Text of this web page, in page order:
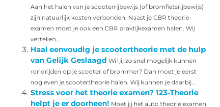
Aan het halen van je scooterrijbewijs (of bromfietsrijbewijs)
zijn natuurlijk kosten verbonden. Naast je CBR theorie-
examen moet je ook een CBR praktijkexamen halen. Wij
vertellen...
Haal eenvoudig je scootertheorie met de hulp
van Gelijk Geslaagd Wil jij zo snel mogelijk kunnen
rondrijden op je scooter of brommer? Dan moet je eerst
nog even je scootertheorie halen. Wij kunnen je daarbij...
Stress voor het theorie examen? 123-Theorie
helpt je er doorheen! Moet jij het auto theorie examen